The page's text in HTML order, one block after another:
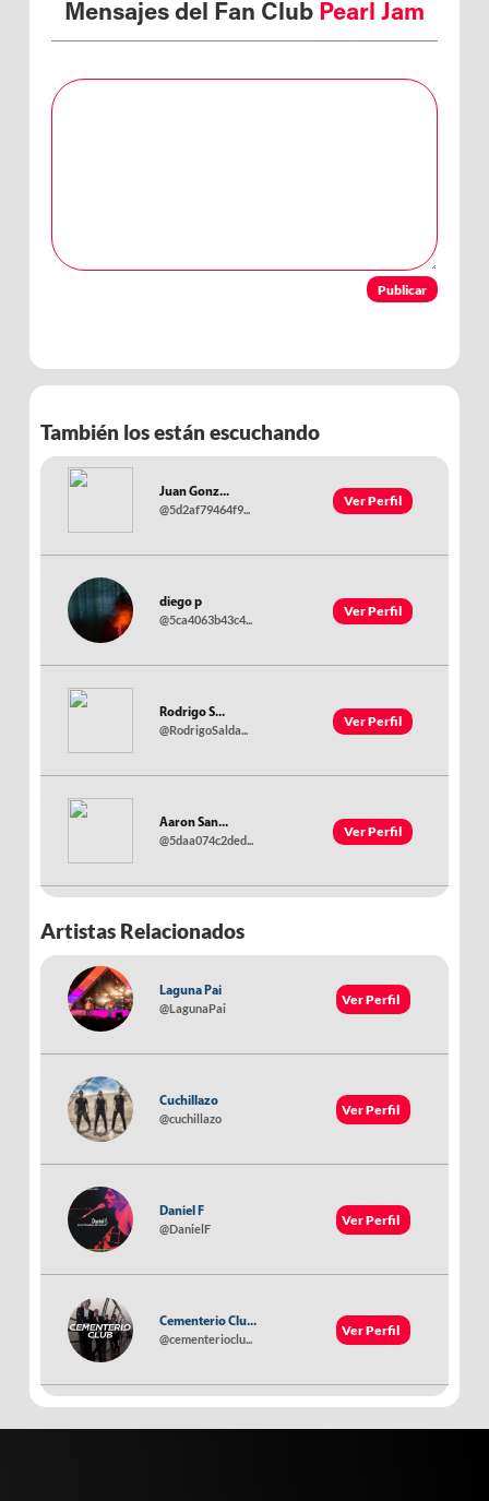
Mensajes del Fan Club Pearl Jam
Publicar
También los están escuchando
Juan Gonz...
@5d2af79464f9... Ver Perfil
diego p
@5ca4063b43c4... Ver Perfil
Rodrigo S...
@RodrigoSalda... Ver Perfil
Aaron San...
@5daa074c2ded... Ver Perfil
Artistas Relacionados
Laguna Pai
@LagunaPai
Ver Perfil
Cuchillazo
@cuchillazo
Ver Perfil
Daniel F
@DanielF
Ver Perfil
Cementerio Clu...
@cementerioclu...
Ver Perfil